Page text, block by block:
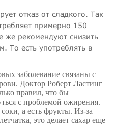
отказ от сладкого. Так
примерно 150
же рекомендуют снизить
. То есть употреблять в
заболевание связаны с
Доктор Роберт Ластинг
правил, что бы
с проблемой ожирения.
а есть фрукты. Из-за
это делает сахар еще